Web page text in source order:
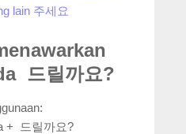
lain 주세요
드릴까요?
+ 드릴까요?